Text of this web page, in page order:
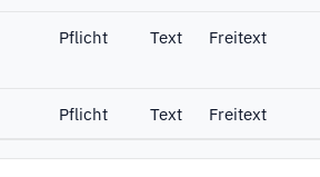
Pflicht Text Freitext
Pflicht Text Freitext